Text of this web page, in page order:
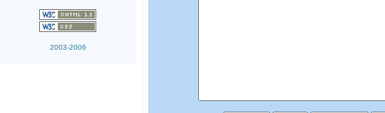
2003-2006